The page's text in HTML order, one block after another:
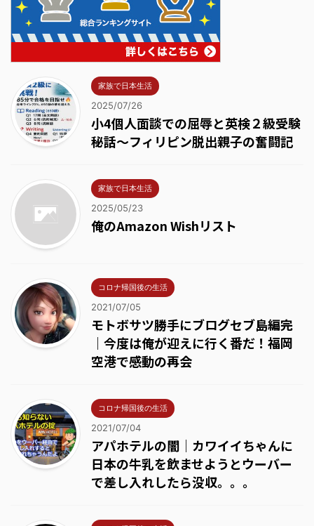
家族で日本生活
2025/07/26
小4個人面談での屈辱と英検２級受験
秘話～フィリピン脱出親子の奮闘記
家族で日本生活
2025/05/23
俺のAmazon Wishリスト
コロナ帰国後の生活
2021/07/05
モトボサツ勝手にブログセブ島編完
｜今度は俺が迎えに行く番だ！福岡
空港で感動の再会
コロナ帰国後の生活
2021/07/04
アパホテルの闇｜カワイイちゃんに
日本の牛乳を飲ませようとウーバー
で差し入れしたら没収。。。